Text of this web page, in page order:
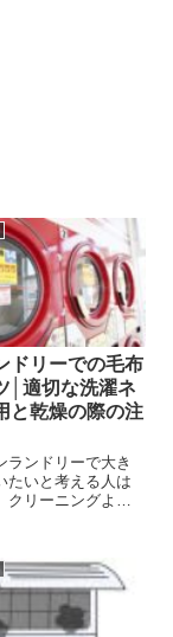
ドリーでの毛布
│適切な洗濯ネ
と乾燥の際の注
ランドリーで大き
たいと考える人は
クリーニングより
ともあります。 コ
ーで毛布を上手に
...